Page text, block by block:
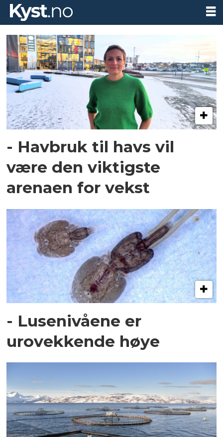
Tag:
lene-
catrin
ervik
- Havbruk til havs vil
være den viktigste
arenaen for vekst
- Lusenivåene er
urovekkende høye